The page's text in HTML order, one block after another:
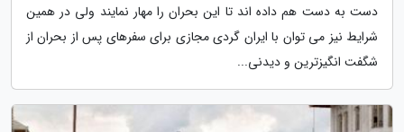
دست به دست هم داده اند تا این بحران را مهار نمایند ولی در همین
شرایط نیز می توان با ایران گردی مجازی برای سفرهای پس از بحران از
شگفت انگیزترین و دیدنی...